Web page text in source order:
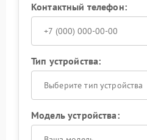
Контактный телефон:
Тип устройства:
Выберите тип устройства
Модель устройства: